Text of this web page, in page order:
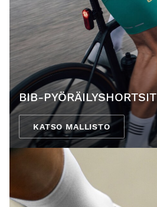
BIB-PYÖRÄILYSHORTSIT
KATSO MALLISTO